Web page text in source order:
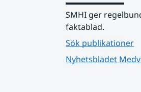
SMHI ger
faktablad.
Sök publikationer
Nyhetsbladet